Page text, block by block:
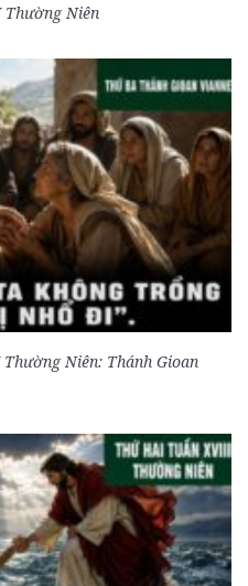
Thường Niên
Niên: Thánh Gioan